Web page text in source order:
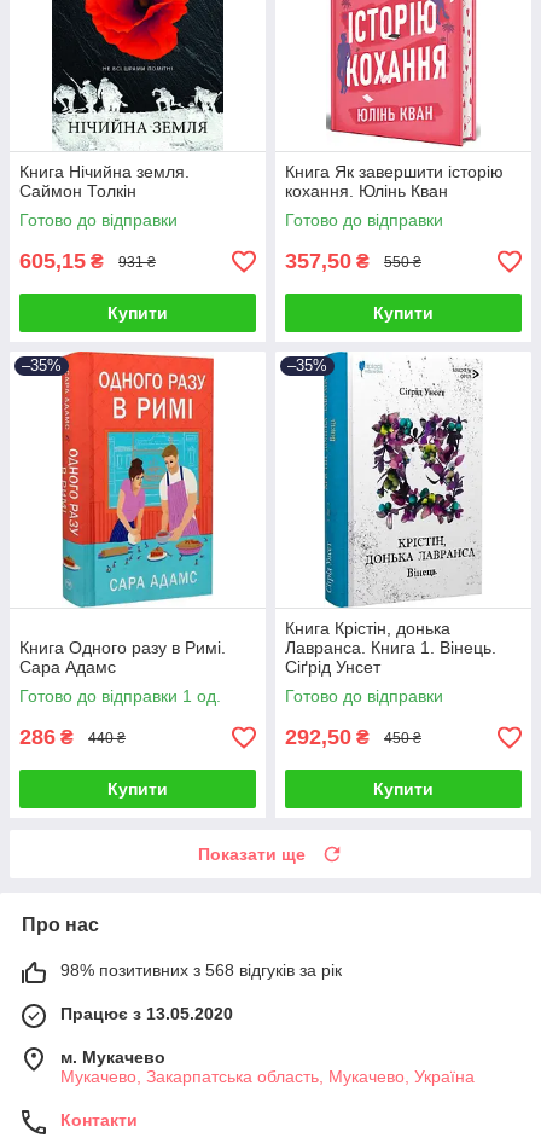
Книга Нічийна земля.
Саймон Толкін
Готово до відправки
605,15 ₴ 931 ₴
Купити
Книга Як завершити історію
кохання. Юлінь Кван
Готово до відправки
357,50 ₴ 550 ₴
Купити
–35%
Книга Одного разу в Римі.
Сара Адамс
Готово до відправки 1 од.
286 ₴ 440 ₴
Купити
–35%
Книга Крістін, донька
Лавранса. Книга 1. Вінець.
Сіґрід Унсет
Готово до відправки
292,50 ₴ 450 ₴
Купити
Показати ще
Про нас
98% позитивних з 568 відгуків за рік
Працює з 13.05.2020
м. Мукачево
Мукачево, Закарпатська область, Мукачево, Україна
Контакти